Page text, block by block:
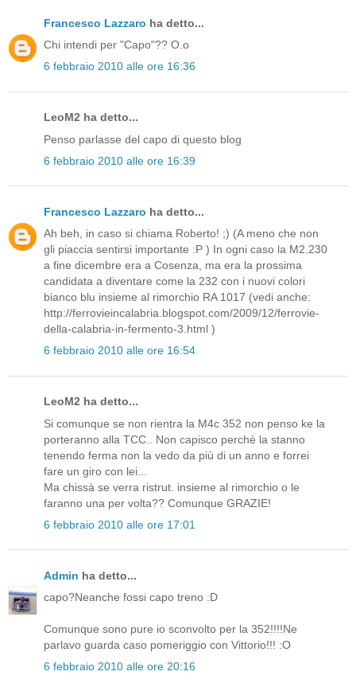
Francesco Lazzaro ha detto...
Chi intendi per "Capo"?? O.o
6 febbraio 2010 alle ore 16:36
LeoM2 ha detto...
Penso parlasse del capo di questo blog
6 febbraio 2010 alle ore 16:39
Francesco Lazzaro ha detto...
Ah beh, in caso si chiama Roberto! ;) (A meno che non
gli piaccia sentirsi importante :P ) In ogni caso la M2.230
a fine dicembre era a Cosenza, ma era la prossima
candidata a diventare come la 232 con i nuovi colori
bianco blu insieme al rimorchio RA 1017 (vedi anche:
http://ferrovieincalabria.blogspot.com/2009/12/ferrovie-
della-calabria-in-fermento-3.html )
6 febbraio 2010 alle ore 16:54
LeoM2 ha detto...
Si comunque se non rientra la M4c 352 non penso ke la
porteranno alla TCC.. Non capisco perchè la stanno
tenendo ferma non la vedo da più di un anno e forrei
fare un giro con lei...
Ma chissà se verra ristrut. insieme al rimorchio o le
faranno una per volta?? Comunque GRAZIE!
6 febbraio 2010 alle ore 17:01
Admin ha detto...
capo?Neanche fossi capo treno :D
Comunque sono pure io sconvolto per la 352!!!!Ne
parlavo guarda caso pomeriggio con Vittorio!!! :O
6 febbraio 2010 alle ore 20:16